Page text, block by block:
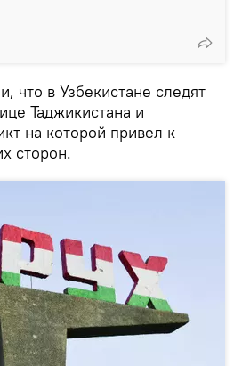
что в Узбекистане следят
Таджикистана и
на которой привел к
сторон.